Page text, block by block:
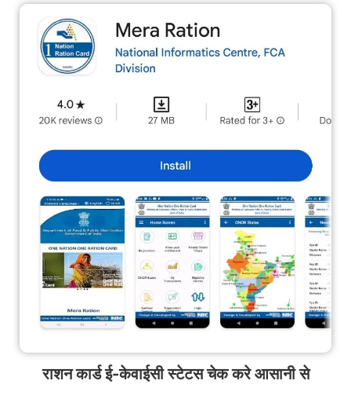
राशन कार्ड ई-केवाईसी स्टेटस चेक करे आसानी से